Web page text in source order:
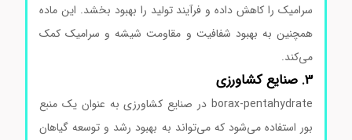
سرامیک را کاهش داده و فرآیند تولید را بهبود بخشد. این ماده
همچنین به بهبود شفافیت و مقاومت شیشه و سرامیک کمک
می‌کند.
borax-pentahydrate در صنایع کشاورزی به عنوان یک منبع
بور استفاده می‌شود که می‌تواند به بهبود رشد و توسعه گیاهان